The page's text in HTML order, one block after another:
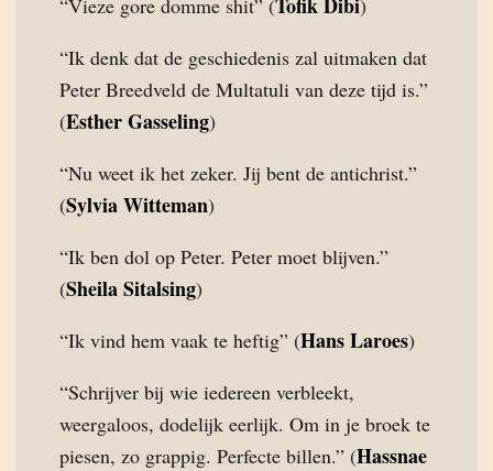
“Vieze gore domme shit” (
)
“Ik denk dat de geschiedenis zal uitmaken dat
Peter Breedveld de Multatuli van deze tijd is.”
(Esther Gasseling)
“Nu weet ik het zeker. Jij bent de antichrist.”
(Sylvia Witteman)
“Ik ben dol op Peter. Peter moet blijven.”
(Sheila Sitalsing)
“Ik vind hem vaak te heftig” (Hans Laroes)
“Schrijver bij wie iedereen verbleekt,
weergaloos, dodelijk eerlijk. Om in je broek te
piesen, zo grappig. Perfecte billen.” (Hassnae